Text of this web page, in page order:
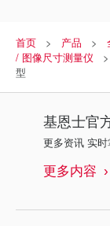
首页 产品
/ 图像尺寸测量仪
型
基恩士官
更多资讯 实
更多内容